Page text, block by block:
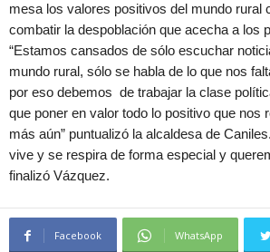
mesa los valores positivos del mundo rural
combatir la despoblación que acecha a los
“Estamos cansados de sólo escuchar
mundo rural, sólo se habla de lo que nos
por eso debemos de trabajar la clase
que poner en valor todo lo positivo que nos
más aún” puntualizó la alcaldesa de
vive y se respira de forma especial y
finalizó Vázquez.
Facebook WhatsApp